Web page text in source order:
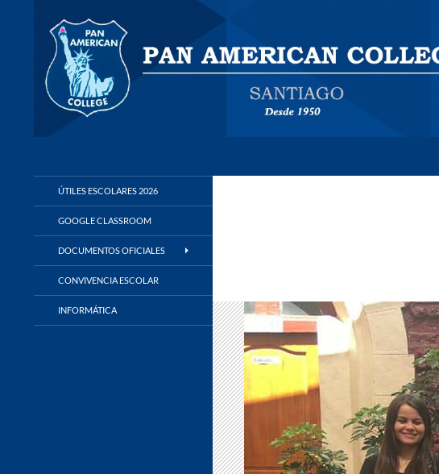
ÚTILES ESCOLARES 2026
GOOGLE CLASSROOM
DOCUMENTOS OFICIALES
CONVIVENCIA ESCOLAR
INFORMÁTICA